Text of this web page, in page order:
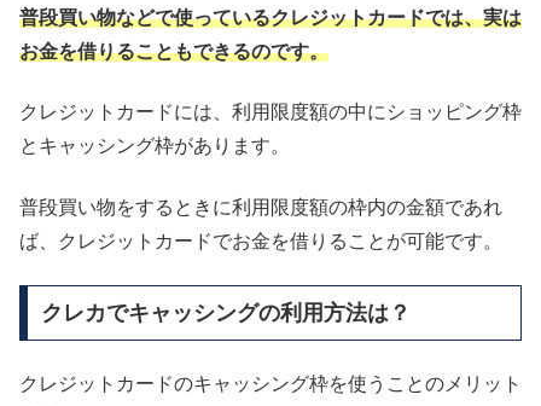
普段買い物などで使っているクレジットカードでは、実は
お金を借りることもできるのです。
クレジットカードには、利用限度額の中にショッピング枠
とキャッシング枠があります。
普段買い物をするときに利用限度額の枠内の金額であれ
ば、クレジットカードでお金を借りることが可能です。
クレカでキャッシングの利用方法は？
クレジットカードのキャッシング枠を使うことのメリット